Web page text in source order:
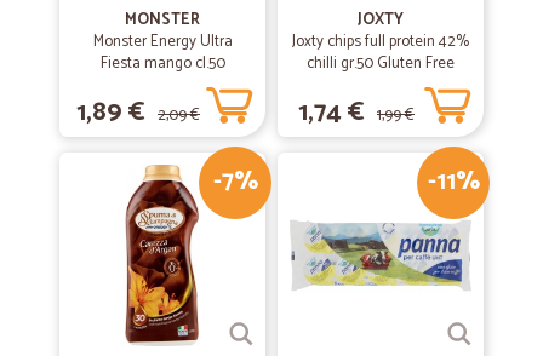
MONSTER
Monster Energy Ultra
Fiesta mango cl.50
1,89 € 2,09 €
JOXTY
Joxty chips full protein 42%
chilli gr.50 Gluten Free
1,74 € 1,99 €
-7% -11%